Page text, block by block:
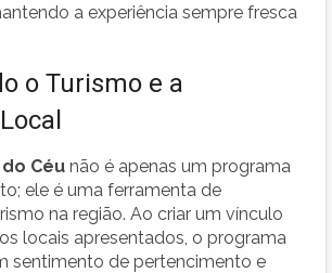
a experiência sempre fresca
o Turismo e a
Céu não é apenas um programa
ele é uma ferramenta de
na região. Ao criar um vínculo
locais apresentados, o programa
sentimento de pertencimento e